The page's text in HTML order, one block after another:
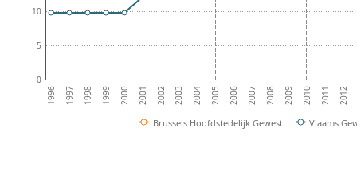
1996 1997 1998 1999 2000 2001 2002 2003 2004 2005 2006 2007 2008 2009 2010 2011 2012
0
5
10
Brussels Hoofdstedelijk Gewest Vlaams